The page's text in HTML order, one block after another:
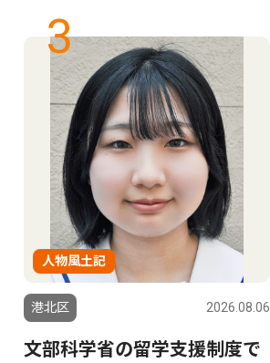
3
人物風土記
港北区 2026.08.06
文部科学省の留学支援制度で